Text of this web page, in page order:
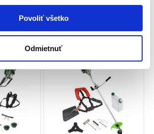
Povoliť všetko
Odmietnuť